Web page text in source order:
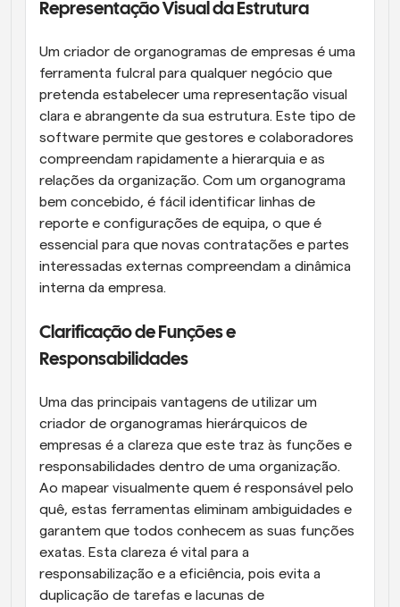
Representação Visual da Estrutura
Um criador de organogramas de empresas é uma
ferramenta fulcral para qualquer negócio que
pretenda estabelecer uma representação visual
clara e abrangente da sua estrutura. Este tipo de
software permite que gestores e colaboradores
compreendam rapidamente a hierarquia e as
relações da organização. Com um organograma
bem concebido, é fácil identificar linhas de
reporte e configurações de equipa, o que é
essencial para que novas contratações e partes
interessadas externas compreendam a dinâmica
interna da empresa.
Clarificação de Funções e
Responsabilidades
Uma das principais vantagens de utilizar um
criador de organogramas hierárquicos de
empresas é a clareza que este traz às funções e
responsabilidades dentro de uma organização.
Ao mapear visualmente quem é responsável pelo
quê, estas ferramentas eliminam ambiguidades e
garantem que todos conhecem as suas funções
exatas. Esta clareza é vital para a
responsabilização e a eficiência, pois evita a
duplicação de tarefas e lacunas de